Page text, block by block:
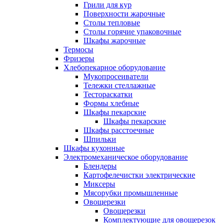
Грили для кур
Поверхности жарочные
Столы тепловые
Столы горячие упаковочные
Шкафы жарочные
Термосы
Фризеры
Хлебопекарное оборудование
Мукопросеиватели
Тележки стеллажные
Тестораскатки
Формы хлебные
Шкафы пекарские
Шкафы пекарские
Шкафы расстоечные
Шпильки
Шкафы кухонные
Электромеханическое оборудование
Блендеры
Картофелечистки электрические
Миксеры
Мясорубки промышленные
Овощерезки
Овощерезки
Комплектующие для овощерезок